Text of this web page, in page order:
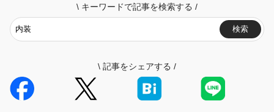
\ キーワードで記事を検索する /
検索
\ 記事をシェアする /